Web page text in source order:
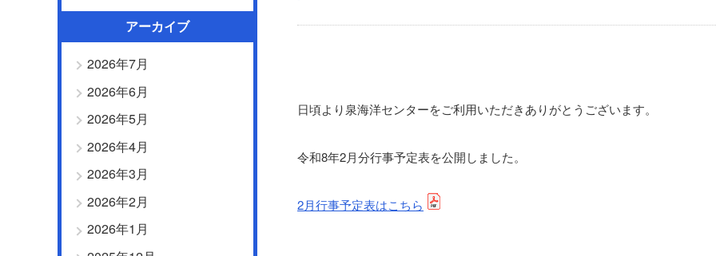
日頃より泉海洋センターをご利用いただきありがとうございます。
令和8年2月分行事予定表を公開しました。
2月行事予定表はこちら
アーカイブ
2026年7月
2026年6月
2026年5月
2026年4月
2026年3月
2026年2月
2026年1月